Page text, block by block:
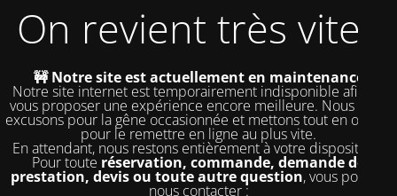
On revient très vite !
🚧 Notre site est actuellement en maintenance
Notre site internet est temporairement indisponible afin de
vous proposer une expérience encore meilleure. Nous nous
excusons pour la gêne occasionnée et mettons tout en œuvre
pour le remettre en ligne au plus vite.
En attendant, nous restons entièrement à votre disposition !
Pour toute réservation, commande, demande de
prestation, devis ou toute autre question, vous pouvez
nous contacter :